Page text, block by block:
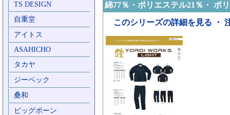
TS DESIGN
自重堂
アイトス
ASAHICHO
タカヤ
ジーベック
桑和
ビッグボーン
綿77％・ポリエステル21％・ ポ
このシリーズの詳細を見る ・